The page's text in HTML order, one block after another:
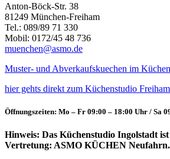
Anton-Böck-Str. 38
81249 München-Freiham
Tel.: 089/89 71 330
Mobil: 0172/45 48 736
muenchen@asmo.de
Muster- und Abverkaufskuechen im
hier gehts direkt zum Küchenstudio
Öffnungszeiten: Mo – Fr 09:00 – 18:00 Uhr / Sa
Hinweis: Das Küchenstudio Ingolstadt ist
Vertretung: ASMO KÜCHEN Neufahrn.